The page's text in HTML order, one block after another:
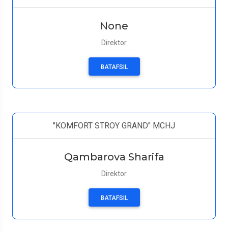
None
Direktor
BATAFSIL
"KOMFORT STROY GRAND" MCHJ
Qambarova Sharifa
Direktor
BATAFSIL